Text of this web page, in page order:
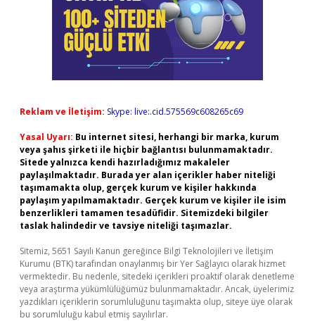
Reklam ve İletişim: Skype: live:.cid.575569c608265c69
Yasal Uyarı: Bu internet sitesi, herhangi bir marka, kurum
veya şahıs şirketi ile hiçbir bağlantısı bulunmamaktadır.
Sitede yalnızca kendi hazırladığımız makaleler
paylaşılmaktadır. Burada yer alan içerikler haber niteliği
taşımamakta olup, gerçek kurum ve kişiler hakkında
paylaşım yapılmamaktadır. Gerçek kurum ve kişiler ile isim
benzerlikleri tamamen tesadüfidir. Sitemizdeki bilgiler
taslak halindedir ve tavsiye niteliği taşımazlar.
Sitemiz, 5651 Sayılı Kanun gereğince Bilgi Teknolojileri ve İletişim
Kurumu (BTK) tarafından onaylanmış bir Yer Sağlayıcı olarak hizmet
vermektedir. Bu nedenle, sitedeki içerikleri proaktif olarak denetleme
veya araştırma yükümlülüğümüz bulunmamaktadır. Ancak, üyelerimiz
yazdıkları içeriklerin sorumluluğunu taşımakta olup, siteye üye olarak
bu sorumluluğu kabul etmiş sayılırlar.